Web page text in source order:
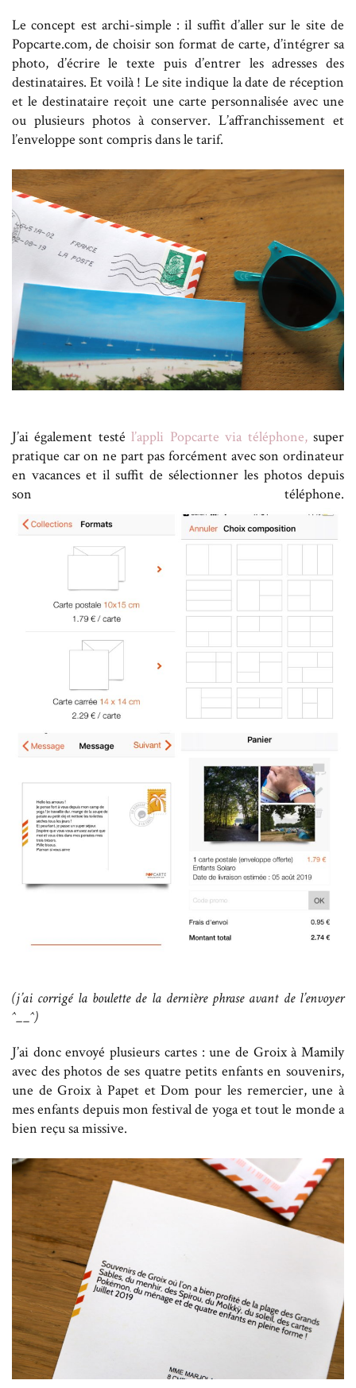
Le concept est archi-simple : il suffit d’aller sur le site de
Popcarte.com, de choisir son format de carte, d’intégrer sa
photo, d’écrire le texte puis d’entrer les adresses des
destinataires. Et voilà ! Le site indique la date de réception
et le destinataire reçoit une carte personnalisée avec une
ou plusieurs photos à conserver. L’affranchissement et
l’enveloppe sont compris dans le tarif.
J’ai également testél’appli Popcarte via téléphone,super
pratique car on ne part pas forcément avec son ordinateur
en vacances et il suffit de sélectionner les photos depuis
son téléphone.
(j’ai corrigé la boulette de la dernière phrase avant de l’envoyer
^__^)
J’ai donc envoyé plusieurs cartes : une de Groix à Mamily
avec des photos de ses quatre petits enfants en souvenirs,
une de Groix à Papet et Dom pour les remercier, une à
mes enfants depuis mon festival de yoga et tout le monde a
bien reçu sa missive.